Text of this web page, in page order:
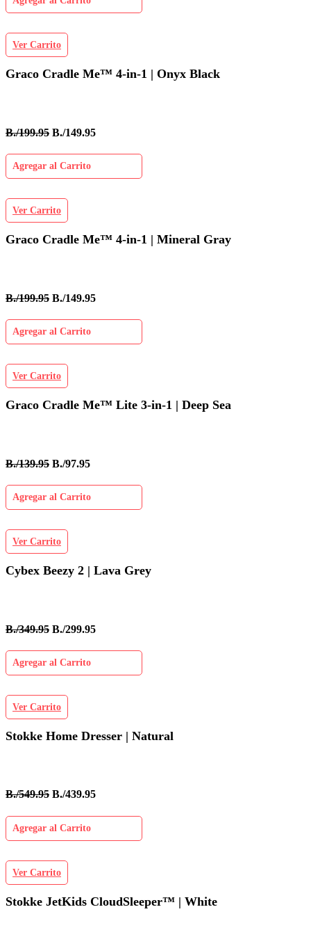
Ver Carrito
Graco Cradle Me™ 4-in-1 | Onyx Black
B./199.95 B./149.95
Agregar al Carrito
Ver Carrito
Graco Cradle Me™ 4-in-1 | Mineral Gray
B./199.95 B./149.95
Agregar al Carrito
Ver Carrito
Graco Cradle Me™ Lite 3-in-1 | Deep Sea
B./139.95 B./97.95
Agregar al Carrito
Ver Carrito
Cybex Beezy 2 | Lava Grey
B./349.95 B./299.95
Agregar al Carrito
Ver Carrito
Stokke Home Dresser | Natural
B./549.95 B./439.95
Agregar al Carrito
Ver Carrito
Stokke JetKids CloudSleeper™ | White